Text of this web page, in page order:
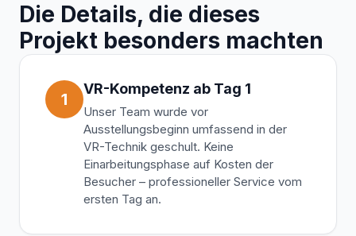
Die Details, die dieses
Projekt besonders machten
1
VR-Kompetenz ab Tag 1
Unser Team wurde vor
Ausstellungsbeginn umfassend in der
VR-Technik geschult. Keine
Einarbeitungsphase auf Kosten der
Besucher – professioneller Service vom
ersten Tag an.